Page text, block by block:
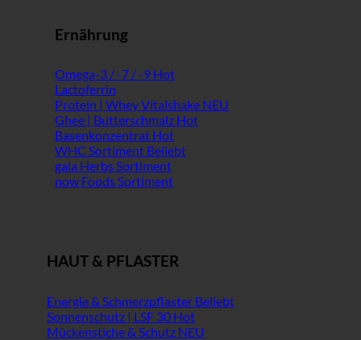
Ernährung
Omega-3 / -7 / -9
Lactoferrin
Protein | Whey Vitalshake
Ghee | Butterschmalz
Basenkonzentrat
WHC Sortiment
gaia Herbs Sortiment
now Foods Sortiment
HAUT & PFLASTER
Energie & Schmerzpflaster
Sonnenschutz | LSF 30
Mückenstiche & Schutz